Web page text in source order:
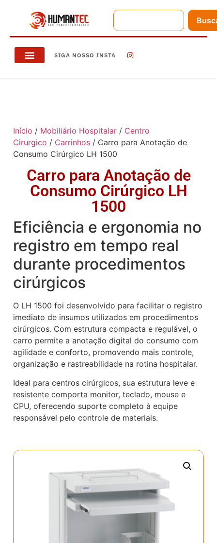
SIGA NOSSO INSTA
Início / Mobiliário Hospitalar/ Centro
Cirurgico / Carrinhos/ Carro para Anotação de
Consumo Cirúrgico LH 1500
Carro para Anotação de
Consumo Cirúrgico LH
1500
Eficiência e ergonomia no
registro em tempo real
durante procedimentos
cirúrgicos
O LH 1500 foi desenvolvido para facilitar o registro
imediato de insumos utilizados em procedimentos
cirúrgicos. Com estrutura compacta e regulável, o
carro permite a anotação digital do consumo com
agilidade e conforto, promovendo mais controle,
organização e rastreabilidade na rotina hospitalar.
Ideal para centros cirúrgicos, sua estrutura leve e
resistente comporta monitor, teclado, mouse e
CPU, oferecendo suporte completo à equipe
responsável pelo controle de materiais.